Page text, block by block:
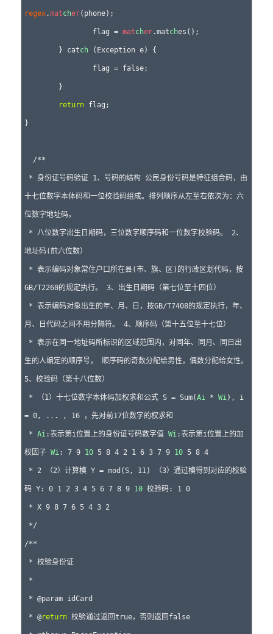
regex.matcher(phone);
		flag =
matcher.matches();
	} cat
ch (Exception e) {
return flag;
}
十七位数字本体码和一位校验码组成。排列顺序从左至右依次为：六
位数字地址码，
地址码(前六位数）
GB/T2260的规定执行。 3、出生日期码（第七位至十四位）
月、日代码之间不用分隔符。 4、顺序码（第十五位至十七位）
生的人编定的顺序号， 顺序码的奇数分配给男性，偶数分配给女性。
5、校验码（第十八位数）
* （1）十七位数字本体码加权求和公式 S = Sum(Ai * Wi ), i
= 0, ... , 16 ，先对前17位数字的权求和
* Ai :表示第i位置上的身份证号码数字值 Wi :表示第i位置上的加
权因子 Wi : 7 9 10 5 8 4 2 1 6 3 7 9 10 5 8 4
码 Y: 0 1 2 3 4 5 6 7 8 9 10 校验码: 1 0
/**
* @return 校验通过返回true，否则返回false